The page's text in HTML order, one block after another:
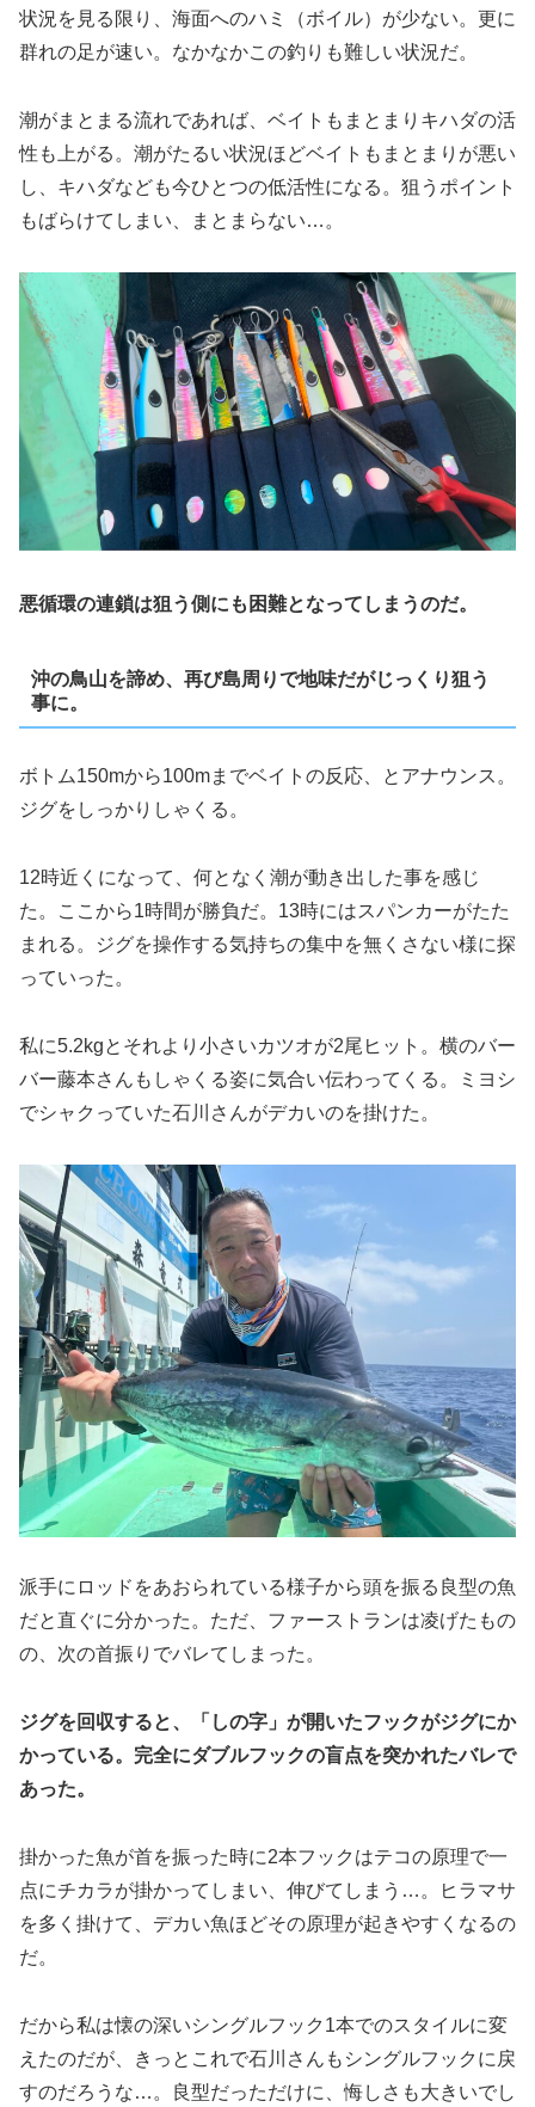
状況を見る限り、海面へのハミ（ボイル）が少ない。更に
群れの足が速い。なかなかこの釣りも難しい状況だ。
潮がまとまる流れであれば、ベイトもまとまりキハダの活
性も上がる。潮がたるい状況ほどベイトもまとまりが悪い
し、キハダなども今ひとつの低活性になる。狙うポイント
もばらけてしまい、まとまらない…。
悪循環の連鎖は狙う側にも困難となってしまうのだ。
沖の鳥山を諦め、再び島周りで地味だがじっくり狙う
事に。
ボトム150mから100mまでベイトの反応、とアナウンス。
ジグをしっかりしゃくる。
12時近くになって、何となく潮が動き出した事を感じ
た。ここから1時間が勝負だ。13時にはスパンカーがたた
まれる。ジグを操作する気持ちの集中を無くさない様に探
っていった。
私に5.2kgとそれより小さいカツオが2尾ヒット。横のバー
バー藤本さんもしゃくる姿に気合い伝わってくる。ミヨシ
でシャクっていた石川さんがデカいのを掛けた。
派手にロッドをあおられている様子から頭を振る良型の魚
だと直ぐに分かった。ただ、ファーストランは凌げたもの
の、次の首振りでバレてしまった。
ジグを回収すると、「しの字」が開いたフックがジグにか
かっている。完全にダブルフックの盲点を突かれたバレで
あった。
掛かった魚が首を振った時に2本フックはテコの原理で一
点にチカラが掛かってしまい、伸びてしまう…。ヒラマサ
を多く掛けて、デカい魚ほどその原理が起きやすくなるの
だ。
だから私は懐の深いシングルフック1本でのスタイルに変
えたのだが、きっとこれで石川さんもシングルフックに戻
すのだろうな…。良型だっただけに、悔しさも大きいでし